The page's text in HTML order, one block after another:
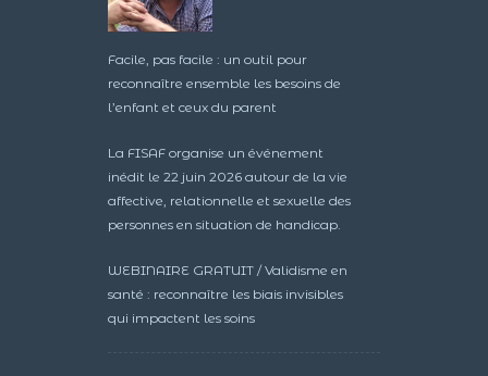
Facile, pas facile : un outil pour
reconnaître ensemble les besoins de
l’enfant et ceux du parent
La FISAF organise un événement
inédit le 22 juin 2026 autour de la vie
affective, relationnelle et sexuelle des
personnes en situation de handicap.
WEBINAIRE GRATUIT / Validisme en
santé : reconnaître les biais invisibles
qui impactent les soins